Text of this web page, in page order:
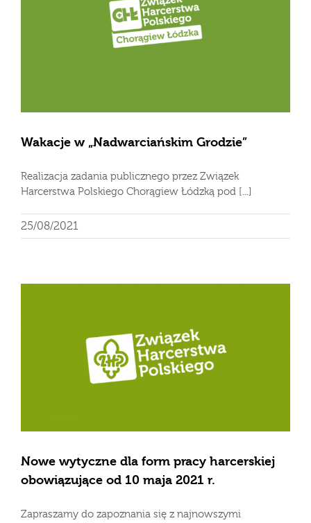
Wakacje w „Nadwarciańskim Grodzie”
Realizacja zadania publicznego przez Związek
Harcerstwa Polskiego Chorągiew Łódzką pod [...]
25/08/2021
Nowe wytyczne dla form pracy harcerskiej
obowiązujące od 10 maja 2021 r.
Zapraszamy do zapoznania się z najnowszymi